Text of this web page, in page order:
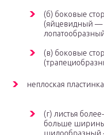
(б) боковые
(яйцевидный —
(в) боковые
неплоская
(г) листья
больше
шилообразный